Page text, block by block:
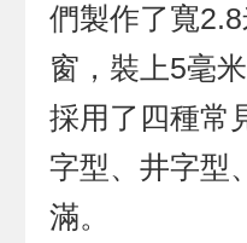
們製作了寬
窗，裝上5毫
採用了四種常
字型、井字型
滿。